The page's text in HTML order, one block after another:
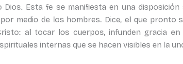
Dios. Esta fe se manifiesta en una
medio de los hombres. Dice, el que
al tocar los cuerpos, infunden gracia en
internas que se hacen visibles en la